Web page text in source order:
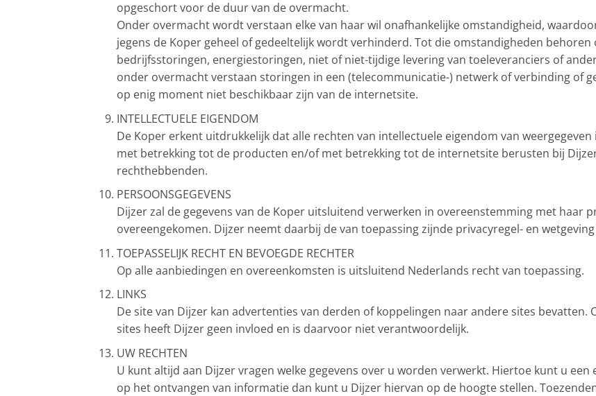
opgeschort voor de duur van de overmacht.
Onder overmacht wordt verstaan elke van haar wil onafhankelijke omstandigheid,
jegens de Koper geheel of gedeeltelijk wordt verhinderd. Tot die omstandigheden
bedrijfsstoringen, energiestoringen, niet of niet-tijdige levering van toeleveranciers of
onder overmacht verstaan storingen in een (telecommunicatie-) netwerk of verbinding of
op enig moment niet beschikbaar zijn van de internetsite.
INTELLECTUELE EIGENDOM
De Koper erkent uitdrukkelijk dat alle rechten van intellectuele eigendom van
met betrekking tot de producten en/of met betrekking tot de internetsite berusten bij
rechthebbenden.
PERSOONSGEGEVENS
Dijzer zal de gegevens van de Koper uitsluitend verwerken in overeenstemming met haar
overeengekomen. Dijzer neemt daarbij de van toepassing zijnde privacyregel- en
TOEPASSELIJK RECHT EN BEVOEGDE RECHTER
Op alle aanbiedingen en overeenkomsten is uitsluitend Nederlands recht van toepassing.
LINKS
De site van Dijzer kan advertenties van derden of koppelingen naar andere sites bevatten.
sites heeft Dijzer geen invloed en is daarvoor niet verantwoordelijk.
UW RECHTEN
U kunt altijd aan Dijzer vragen welke gegevens over u worden verwerkt. Hiertoe kunt u
op het ontvangen van informatie dan kunt u Dijzer hiervan op de hoogte stellen.